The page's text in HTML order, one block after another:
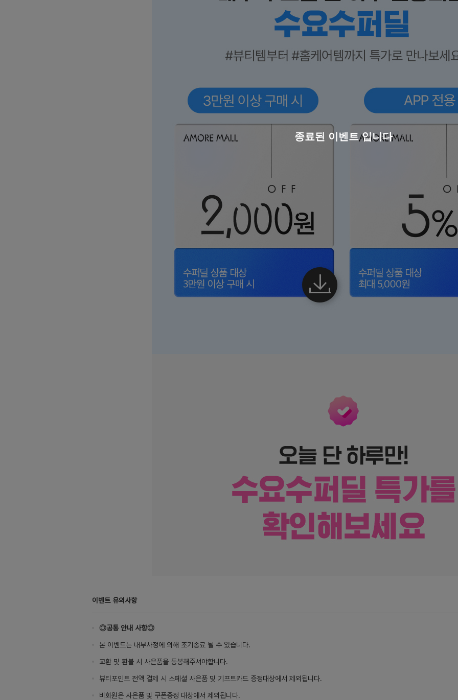
이벤트 유의사항
◎공통 안내 사항◎
본 이벤트는 내부사정에 의해 조기종료 될 수 있습니다.
교환 및 환불 시 사은품을 동봉해주셔야합니다.
뷰티포인트 전액 결제 시 스페셜 사은품 및 기프트카드 증정대상에서 제외됩니다.
비회원은 사은품 및 쿠폰증정 대상에서 제외됩니다.
종료된 이벤트 입니다